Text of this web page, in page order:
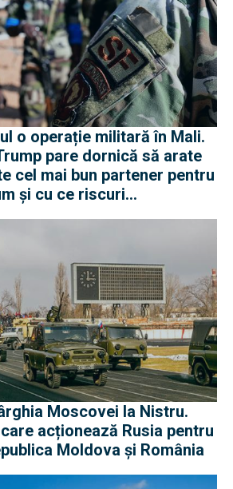
o operație militară în Mali.
pare dornică să arate
cel mai bun partener pentru
și cu ce riscuri
Moscovei la Nistru.
acționează Rusia pentru
Moldova și România